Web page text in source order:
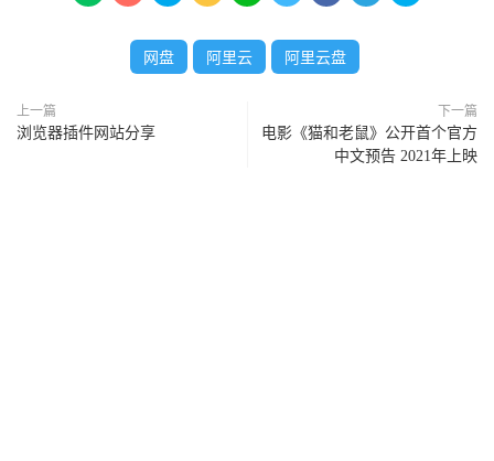
网盘 阿里云 阿里云盘
上一篇
浏览器插件网站分享
下一篇
电影《猫和老鼠》公开首个官方
中文预告 2021年上映